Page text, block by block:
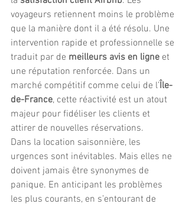
voyageurs retiennent moins le problème
que la manière dont il a été résolu. Une
intervention rapide et professionnelle se
traduit par de meilleurs avis en ligne et
une réputation renforcée. Dans un
marché compétitif comme celui de l’Île-
de-France, cette réactivité est un atout
majeur pour fidéliser les clients et
attirer de nouvelles réservations.
Dans la location saisonnière, les
urgences sont inévitables. Mais elles ne
doivent jamais être synonymes de
panique. En anticipant les problèmes
les plus courants, en s’entourant de